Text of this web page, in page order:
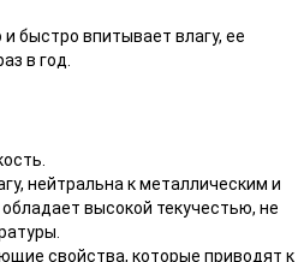
быстро впитывает влагу, ее
в год.
нейтральна к металлическим и
высокой текучестью, не
свойства, которые приводят к